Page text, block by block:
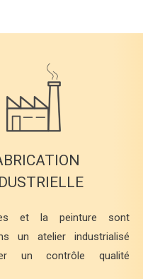
et la peinture sont
un atelier industrialisé
un contrôle qualité